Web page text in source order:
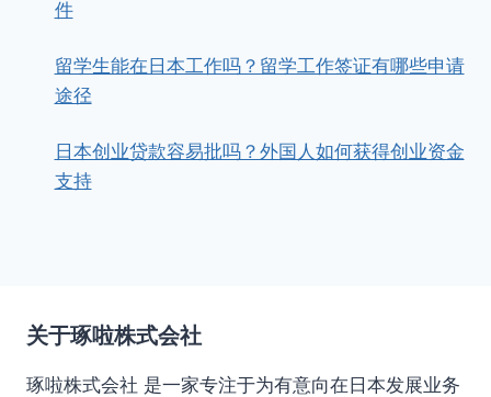
件
留学生能在日本工作吗？留学工作签证有哪些申请
途径
日本创业贷款容易批吗？外国人如何获得创业资金
支持
关于琢啦株式会社
琢啦株式会社 是一家专注于为有意向在日本发展业务